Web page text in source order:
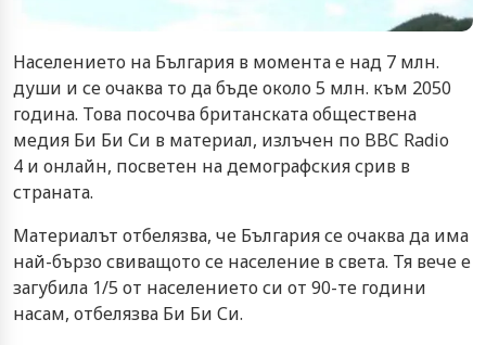
Населението на България в момента е над 7 млн.
души и се очаква то да бъде около 5 млн. към 2050
година. Това посочва британската обществена
медия Би Би Си в материал, излъчен по BBC Radio
4 и онлайн, посветен на демографския срив в
страната.
Материалът отбелязва, че България се очаква да има
най-бързо свиващото се население в света. Тя вече е
загубила 1/5 от населението си от 90-те години
насам, отбелязва Би Би Си.